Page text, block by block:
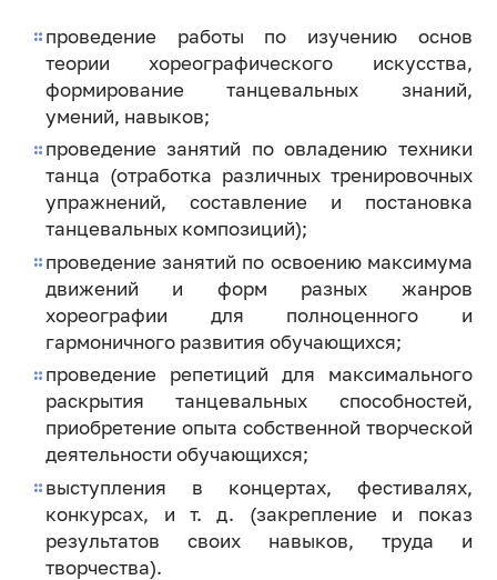
проведение работы по изучению основ
теории хореографического искусства,
формирование танцевальных знаний,
умений, навыков;
проведение занятий по овладению техники
танца (отработка различных тренировочных
упражнений, составление и постановка
танцевальных композиций);
проведение занятий по освоению максимума
движений и форм разных жанров
хореографии для полноценного и
гармоничного развития обучающихся;
проведение репетиций для максимального
раскрытия танцевальных способностей,
приобретение опыта собственной творческой
деятельности обучающихся;
выступления в концертах, фестивалях,
конкурсах, и т. д. (закрепление и показ
результатов своих навыков, труда и
творчества).